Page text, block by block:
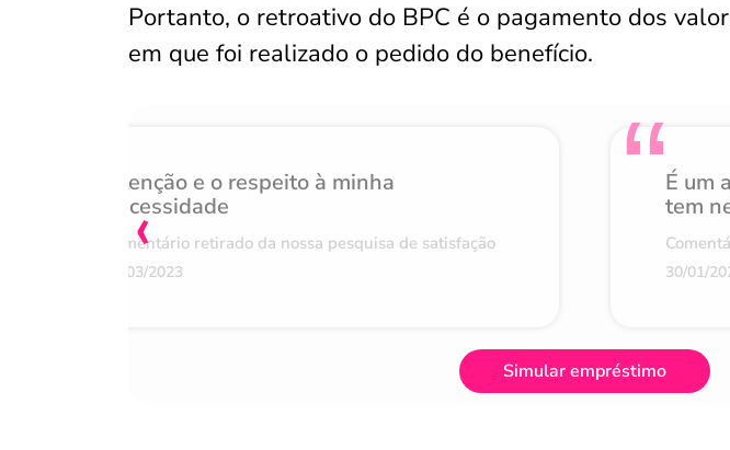
Portanto, o retroativo do BPC é o pagamento dos
em que foi realizado o pedido do benefício.
Atenção e o respeito à minha
necessidade
Comentário retirado da nossa pesquisa de satisfação
07/03/2023
É um
tem
30/01/
‹
Simular empréstimo